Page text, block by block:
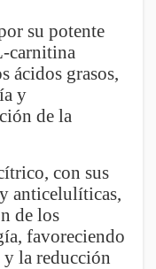
su potente
carnitina
ácidos grasos,
y
de la
con sus
anticelulíticas,
de los
favoreciendo
la reducción